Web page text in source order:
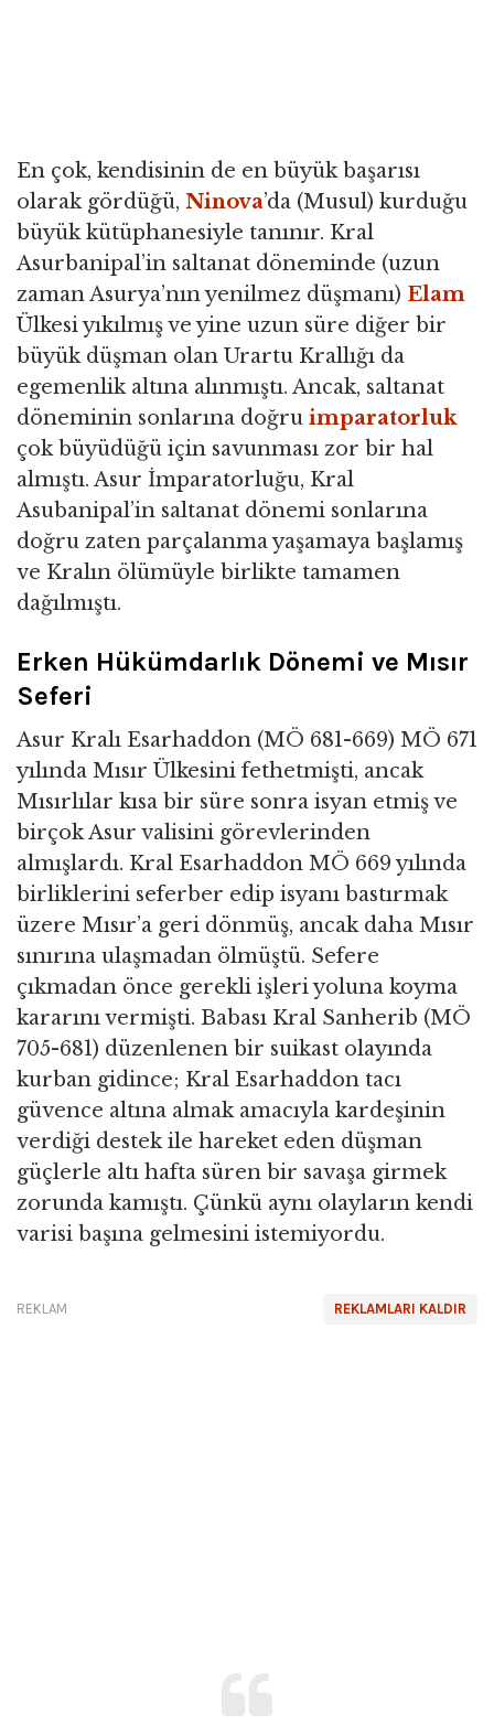
En çok, kendisinin de en büyük başarısı
olarak gördüğü, Ninova’da (Musul) kurduğu
büyük kütüphanesiyle tanınır. Kral
Asurbanipal’in saltanat döneminde (uzun
zaman Asurya’nın yenilmez düşmanı) Elam
Ülkesi yıkılmış ve yine uzun süre diğer bir
büyük düşman olan Urartu Krallığı da
egemenlik altına alınmıştı. Ancak, saltanat
döneminin sonlarına doğru imparatorluk
çok büyüdüğü için savunması zor bir hal
almıştı. Asur İmparatorluğu, Kral
Asubanipal’in saltanat dönemi sonlarına
doğru zaten parçalanma yaşamaya başlamış
ve Kralın ölümüyle birlikte tamamen
dağılmıştı.
Erken Hükümdarlık Dönemi ve Mısır
Seferi
Asur Kralı Esarhaddon (MÖ 681-669) MÖ 671
yılında Mısır Ülkesini fethetmişti, ancak
Mısırlılar kısa bir süre sonra isyan etmiş ve
birçok Asur valisini görevlerinden
almışlardı. Kral Esarhaddon MÖ 669 yılında
birliklerini seferber edip isyanı bastırmak
üzere Mısır’a geri dönmüş, ancak daha Mısır
sınırına ulaşmadan ölmüştü. Sefere
çıkmadan önce gerekli işleri yoluna koyma
kararını vermişti. Babası Kral Sanherib (MÖ
705-681) düzenlenen bir suikast olayında
kurban gidince; Kral Esarhaddon tacı
güvence altına almak amacıyla kardeşinin
verdiği destek ile hareket eden düşman
güçlerle altı hafta süren bir savaşa girmek
zorunda kamıştı. Çünkü aynı olayların kendi
varisi başına gelmesini istemiyordu.
REKLAMLARI KALDIR
REKLAM